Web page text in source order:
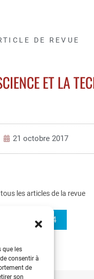
que les
consentir à
de
son
DE REVUE
ET LA
21 octobre 2017
les articles de la revue
REE 2017-4